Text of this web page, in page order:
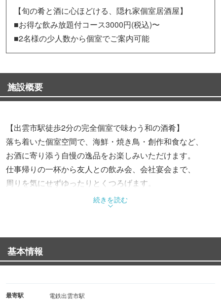
【旬の肴と酒に心ほどける、隠れ家個室居酒屋】
■お得な飲み放題付コース3000円(税込)〜
■2名様の少人数から個室でご案内可能
施設概要
【出雲市駅徒歩2分の完全個室で味わう和の酒肴】
落ち着いた個室空間で、海鮮・焼き鳥・創作和食など、
お酒に寄り添う自慢の逸品をお楽しみいただけます。
仕事帰りの一杯から友人との飲み会、会社宴会まで、
周りを気にせずゆったりとくつろげます。
【料理に寄り添う焼酎と多彩な飲み放題】
種類豊富なドリンクが楽しめる単品飲み放題もあり、
好きな料理を選びながら気軽に乾杯もできます。
完全個室は2名様から、最大48名様の宴会まで対応可能。
続きを読む
基本情報
最寄駅 電鉄出雲市駅